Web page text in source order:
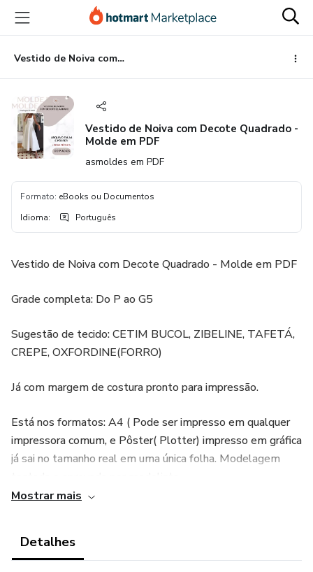
para
conteúdo
principal
para
pagamento
para
rodapé
Vestido de Noiva com Decote Quadrado - Molde em PDF
Vestido de Noiva com Decote Quadrado -
Molde em PDF
asmoldes em PDF
Formato: eBooks ou Documentos
Idioma: Português
Vestido de Noiva com Decote Quadrado - Molde em PDF
Grade completa: Do P ao G5
Sugestão de tecido: CETIM BUCOL, ZIBELINE, TAFETÁ,
CREPE, OXFORDINE(FORRO)
Já com margem de costura pronto para impressão.
Está nos formatos: A4 ( Pode ser impresso em qualquer
impressora comum, e Pôster( Plotter) impresso em gráfica
já sai no tamanho real em uma única folha. Modelagem
Mostrar mais
Detalhes